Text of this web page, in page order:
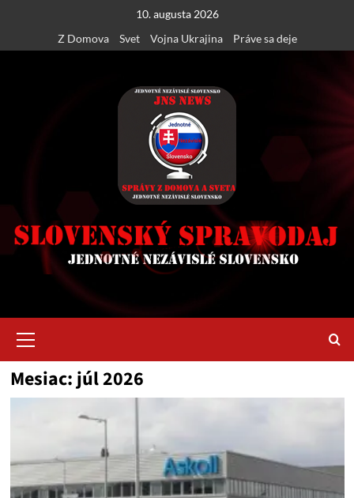
content
10. augusta 2026
Z Domova
Svet Vojna Ukrajina Práve sa deje
Menu
Mesiac:júl 2026